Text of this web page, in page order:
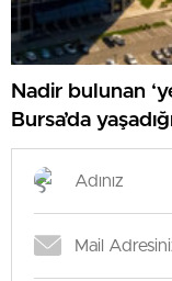
Nadir bulunan
Bursa’da